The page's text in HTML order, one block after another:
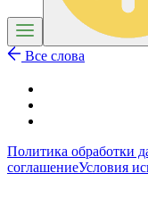
Все слова
Политика обработки
соглашениеУсловия